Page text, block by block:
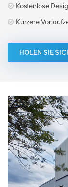
Kostenlose
Kürzere
HOLEN SIE